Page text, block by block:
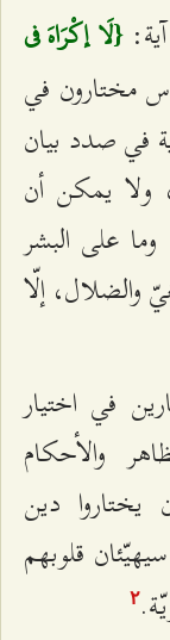
{لَا إكْرَاهَ في
مختارون في
في صدد بيان
ولا يمكن أن
على البشر
والضلال، إلّا
في اختيار
والأحكام
يختاروا دين‌
قلوبهم
٢